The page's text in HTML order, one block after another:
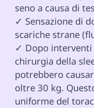
seno a causa di
✓ Sensazione di
scariche strane
✓ Dopo interventi
chirurgia della
potrebbero
oltre 30 kg.
uniforme del